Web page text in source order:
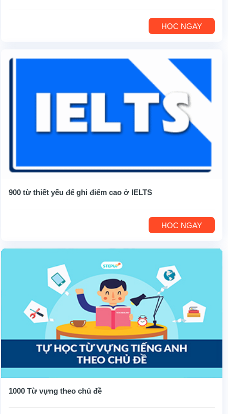
HỌC NGAY
900 từ thiết yếu để ghi điểm cao ở IELTS
HỌC NGAY
1000 Từ vựng theo chủ đề